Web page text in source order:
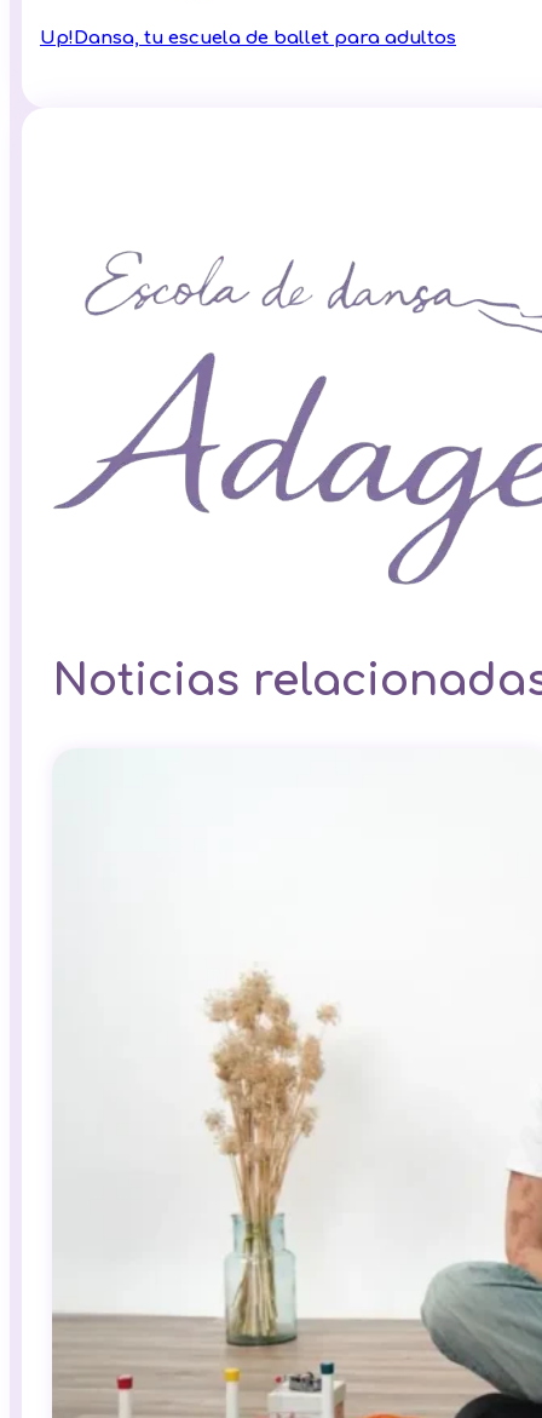
Up!Dansa, tu escuela de ballet para adultos
Noticias